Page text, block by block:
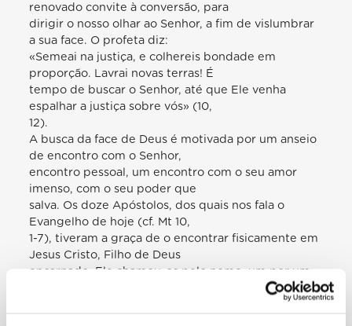
renovado convite à conversão, para
dirigir o nosso olhar ao Senhor, a fim de vislumbrar
a sua face. O profeta diz:
«Semeai na justiça, e colhereis bondade em
proporção. Lavrai novas terras! É
tempo de buscar o Senhor, até que Ele venha
espalhar a justiça sobre vós» (10,
12).
A busca da face de Deus é motivada por um anseio
de encontro com o Senhor,
encontro pessoal, um encontro com o seu amor
imenso, com o seu poder que
salva. Os doze Apóstolos, dos quais nos fala o
Evangelho de hoje (cf. Mt 10,
1-7), tiveram a graça de o encontrar fisicamente em
Jesus Cristo, Filho de Deus
encarnado. Ele chamou-os pelo nome, um por um
olhos; e eles olharam para o seu rosto, ouviram a